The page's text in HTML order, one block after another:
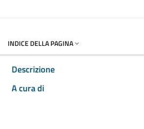
INDICE DELLA PAGINA
Descrizione
A cura di